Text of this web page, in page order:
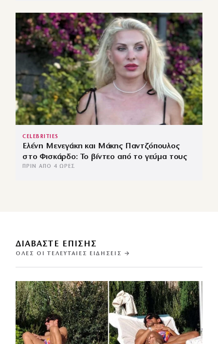
CELEBRITIES
Ελένη Μενεγάκη και Μάκης Παντζόπουλος
στο Φισκάρδο: Το βίντεο από το γεύμα τους
ΠΡΙΝ ΑΠΌ 4 ΏΡΕΣ
ΔΙΑΒΑΣΤΕ ΕΠΙΣΗΣ
ΌΛΕΣ ΟΙ ΤΕΛΕΥΤΑΊΕΣ ΕΙΔΉΣΕΙΣ →